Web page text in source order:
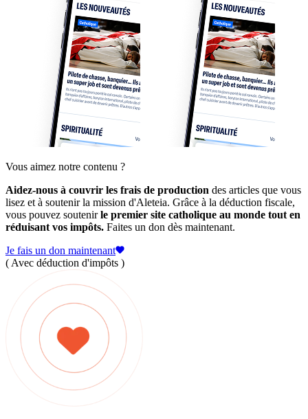
Vous aimez notre contenu ?
Aidez-nous à couvrir les frais de production des articles que vous
lisez et à soutenir la mission d'Aleteia. Grâce à la déduction fiscale,
vous pouvez soutenirle premier site catholique au monde tout en
réduisant vos impôts. Faites un don dès maintenant.
Je fais un don maintenant
( Avec déduction d'impôts )